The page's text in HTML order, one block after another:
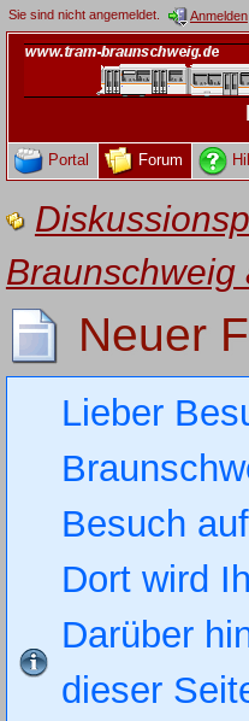
Sie sind nicht angemeldet. Anmelden
Portal Forum
Braunschweig
Neuer
Lieber
Besuch
Dort wird
Darüber
dieser